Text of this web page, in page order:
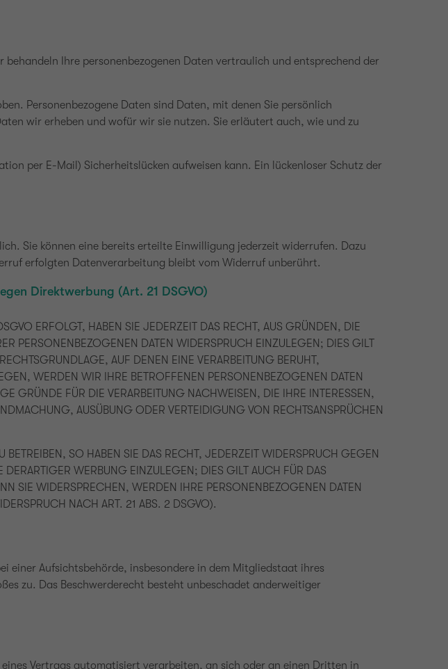
Ihre personenbezogenen Daten vertraulich und entsprechend der
Personenbezogene Daten sind Daten, mit denen Sie persönlich
wir erheben und wofür wir sie nutzen. Sie erläutert auch, wie und zu
per E-Mail) Sicherheitslücken aufweisen kann. Ein lückenloser Schutz der
Sie können eine bereits erteilte Einwilligung jederzeit widerrufen. Dazu
erfolgten Datenverarbeitung bleibt vom Widerruf unberührt.
Direktwerbung (Art. 21 DSGVO)
ERFOLGT, HABEN SIE JEDERZEIT DAS RECHT, AUS GRÜNDEN, DIE
PERSONENBEZOGENEN DATEN WIDERSPRUCH EINZULEGEN; DIES GILT
AUF DENEN EINE VERARBEITUNG BERUHT,
WERDEN WIR IHRE BETROFFENEN PERSONENBEZOGENEN DATEN
GRÜNDE FÜR DIE VERARBEITUNG NACHWEISEN, DIE IHRE INTERESSEN,
AUSÜBUNG ODER VERTEIDIGUNG VON RECHTSANSPRÜCHEN
SO HABEN SIE DAS RECHT, JEDERZEIT WIDERSPRUCH GEGEN
WERBUNG EINZULEGEN; DIES GILT AUCH FÜR DAS
SIE WIDERSPRECHEN, WERDEN IHRE PERSONENBEZOGENEN DATEN
NACH ART. 21 ABS. 2 DSGVO).
einer Aufsichtsbehörde, insbesondere in dem Mitgliedstaat ihres
zu. Das Beschwerderecht besteht unbeschadet anderweitiger
Vertrags automatisiert verarbeiten, an sich oder an einen Dritten in